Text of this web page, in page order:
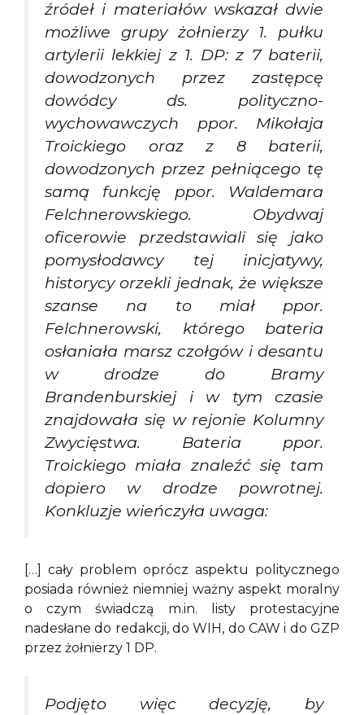
źródeł i materiałów wskazał dwie
możliwe grupy żołnierzy 1. pułku
artylerii lekkiej z 1. DP: z 7 baterii,
dowodzonych przez zastępcę
dowódcy ds. polityczno-
wychowawczych ppor. Mikołaja
Troickiego oraz z 8 baterii,
dowodzonych przez pełniącego tę
samą funkcję ppor. Waldemara
Felchnerowskiego. Obydwaj
oficerowie przedstawiali się jako
pomysłodawcy tej inicjatywy,
historycy orzekli jednak, że większe
szanse na to miał ppor.
Felchnerowski, którego bateria
osłaniała marsz czołgów i desantu
w drodze do Bramy
Brandenburskiej i w tym czasie
znajdowała się w rejonie Kolumny
Zwycięstwa. Bateria ppor.
Troickiego miała znaleźć się tam
dopiero w drodze powrotnej.
Konkluzje wieńczyła uwaga:
[…] cały problem oprócz aspektu politycznego
posiada również niemniej ważny aspekt moralny
o czym świadczą m.in. listy protestacyjne
nadesłane do redakcji, do WIH, do CAW i do GZP
przez żołnierzy 1 DP.
Podjęto więc decyzję, by